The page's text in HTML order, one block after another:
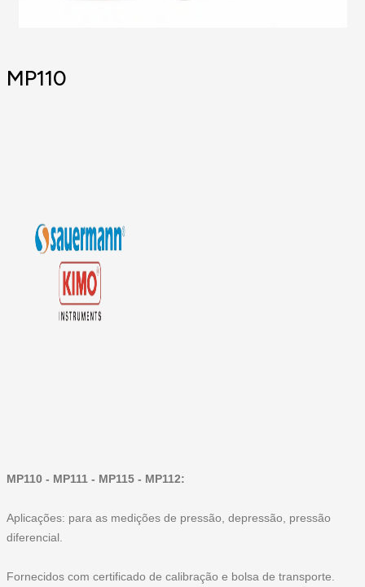
MP110
MP110 - MP111 - MP115 - MP112:
Aplicações: para as medições de pressão, depressão, pressão
diferencial.
Fornecidos com certificado de calibração e bolsa de transporte.